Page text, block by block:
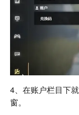
4、在账户栏目下
窗。